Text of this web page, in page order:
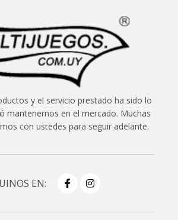
y el servicio prestado ha sido lo
mantenernos en el mercado. Muchas
con ustedes para seguir adelante.
EN: